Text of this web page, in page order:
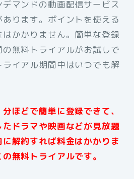
マンドの動画配信サービス
ります。ポイントを使える
かかりません。簡単な登録
無料トライアルがお試しで
イアル期間中はいつでも解
ほどで簡単に登録できて、
たドラマや映画などが見放題
解約すれば料金はかかりま
無料トライアルです。